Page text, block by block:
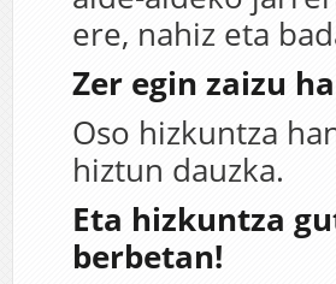
ere, nahiz eta
Zer egin zaizu
Oso hizkuntza
hiztun dauzka.
Eta hizkuntza
berbetan!